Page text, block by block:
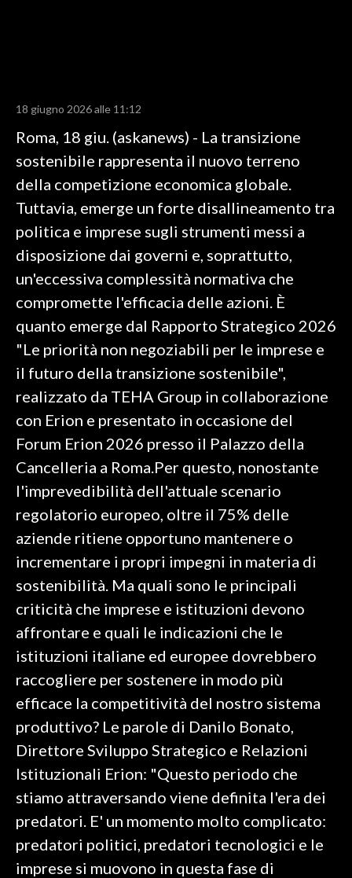
RISULTATI E CLASSIFICHE
CALCIO
CALCIO REGIONALE
BASKET
VOLLEY
MOTORI
TENNIS
ALTRI SPORT
CULTURA
GOSSIP
SALUTE
SARDEGNA TURISMO
SARDI NEL MONDO
NOTIZIE
EVENTI
3 MINUTI CON
INSULARITÀ
INFO AZIENDE
18 giugno 2026 alle 11:12
Roma, 18 giu. (askanews) - La transizione
sostenibile rappresenta il nuovo terreno
della competizione economica globale.
Tuttavia, emerge un forte disallineamento tra
politica e imprese sugli strumenti messi a
disposizione dai governi e, soprattutto,
un'eccessiva complessità normativa che
compromette l'efficacia delle azioni. È
quanto emerge dal Rapporto Strategico 2026
"Le priorità non negoziabili per le imprese e
il futuro della transizione sostenibile",
realizzato da TEHA Group in collaborazione
con Erion e presentato in occasione del
Forum Erion 2026 presso il Palazzo della
Cancelleria a Roma.Per questo, nonostante
l'imprevedibilità dell'attuale scenario
regolatorio europeo, oltre il 75% delle
aziende ritiene opportuno mantenere o
incrementare i propri impegni in materia di
sostenibilità. Ma quali sono le principali
criticità che imprese e istituzioni devono
affrontare e quali le indicazioni che le
istituzioni italiane ed europee dovrebbero
raccogliere per sostenere in modo più
efficace la competitività del nostro sistema
produttivo? Le parole di Danilo Bonato,
Direttore Sviluppo Strategico e Relazioni
Istituzionali Erion: "Questo periodo che
stiamo attraversando viene definita l'era dei
predatori. E' un momento molto complicato:
predatori politici, predatori tecnologici e le
imprese si muovono in questa fase di